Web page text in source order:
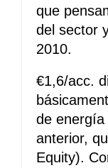
que
del sector
2010.
€1,6/acc.
de
anterior,
Equity).